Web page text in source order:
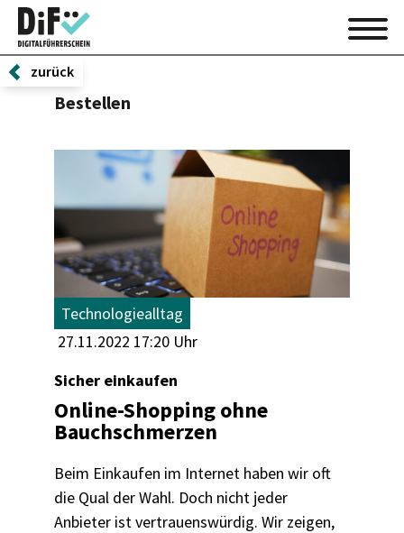
zurück
Bestellen
Technologiealltag
27.11.2022 17:20 Uhr
Sicher einkaufen
Online-Shopping ohne
Bauchschmerzen
Beim Einkaufen im Internet haben wir oft
die Qual der Wahl. Doch nicht jeder
Anbieter ist vertrauenswürdig. Wir zeigen,